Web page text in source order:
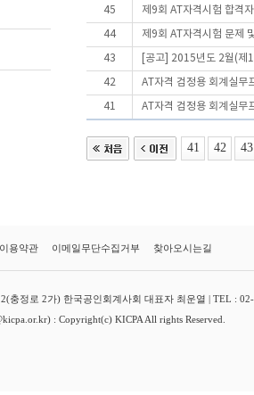
45 제9회 AT자격시험 합격
44 제9회 AT자격시험 문제
43 [공고] 2015년도 2월(제
42 AT자격 검정용 회계실무
41 AT자격 검정용 회계실무
41 42 43
이용약관 이메일무단수집거부 찾아오시는길
충정로 2가) 한국공인회계사회 대표자 최운열 | TEL :
: Copyright(c) KICPA All rights Reserved.